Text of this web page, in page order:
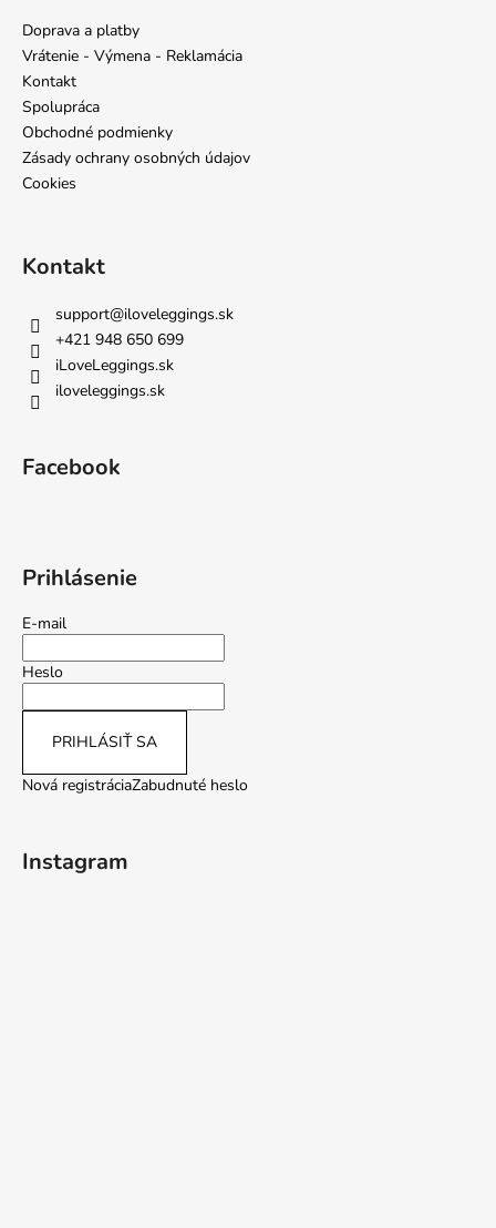
Doprava a platby
Vrátenie - Výmena - Reklamácia
Kontakt
Spolupráca
Obchodné podmienky
Zásady ochrany osobných údajov
Cookies
Kontakt
support@iloveleggings.sk
+421 948 650 699
iLoveLeggings.sk
iloveleggings.sk
Facebook
Prihlásenie
E-mail
Heslo
PRIHLÁSIŤ SA
Nová registráciaZabudnuté heslo
Instagram